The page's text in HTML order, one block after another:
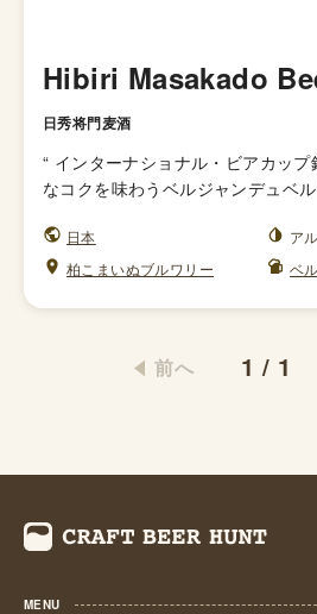
Hibiri Masakado
日秀将門麦酒
“ インターナショナル・ビアカッ
なコクを味わうベルジャンデュベル
日本
ア
柏こまいぬブルワリー
ベ
前へ 1 / 1
MENU